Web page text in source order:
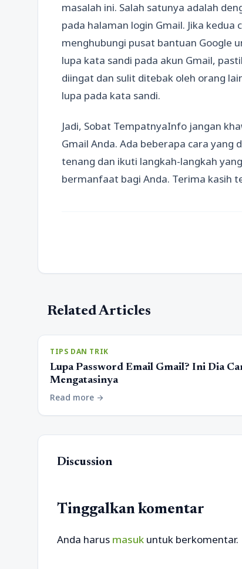
masalah ini. Salah satunya adalah
pada halaman login Gmail. Jika
menghubungi pusat bantuan Google
lupa kata sandi pada akun Gmail,
diingat dan sulit ditebak oleh orang
lupa pada kata sandi.
Jadi, Sobat TempatnyaInfo jangan
Gmail Anda. Ada beberapa cara
tenang dan ikuti langkah-langkah
bermanfaat bagi Anda. Terima kasih
Related Articles
TIPS DAN TRIK
Lupa Password Email Gmail? Ini Dia
Mengatasinya
Read more arrow_forward
Discussion
Tinggalkan komentar
Anda harus masuk untuk berkomentar.